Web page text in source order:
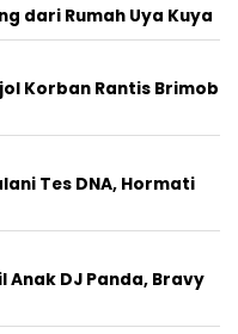
dari Rumah Uya Kuya
Korban Rantis Brimob
Tes DNA, Hormati
Anak DJ Panda, Bravy